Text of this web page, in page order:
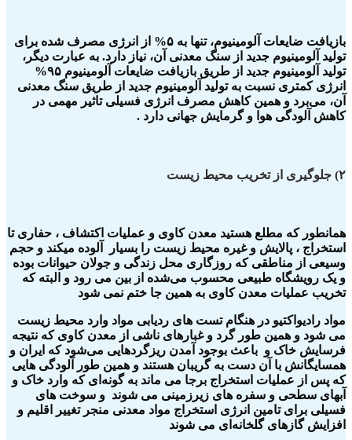
بازیافت ضایعات آلومینیوم، تنها به ۵% از انرژی مصرف شده برای
تولید آلومینیوم جدید از سنگ معدنی آن، نیاز دارد. به عبارت دیگر،
تولید آلومینیوم جدید از طریق بازیافت ضایعات آلومینیوم ۹۵%
انرژی کمتری نسبت به تولید آلومینیوم جدید از طریق سنگ معدنی
آن، می‌برد و همین کاهش مصرف انرژی فسیلی تاثیر مهمی در
کاهش آلودگی هوا و گرمایش جهانی دارد .
۲) جلوگیری از تخریب محیط زیست
همانطور که مطلع هستید معدن کاوی و عملیات اکتشاف ، حفاری تا
استخراج ، پالایش و غیره محیط زیست را بسیار آلوده میکند و حجم
وسیعی از مناطقی که روزگاری محل زندگی و جولان حیوانات بوده
‌و یک رویشگاه طبیعی محسوب می‌شده از بین می رود و البته که
تخریب عملیات معدن کاوی به همین جا ختم نمی شود
مواد رادیواکتیو در هنگام تست های ردیابی مواد وارد محیط زیست
می شود و همین طور گرد و غبارهای ناشی از معدن کاوی که نتیجه
فرسایش خاک و باعث بوجود آمدن ریزگردهایی می‌شود که ایران و
همسایگانش با آن دست به گریبان هستند و همین طور آلودگی هایی
که پس از عملیات استخراج برجا می ماند به گونه‌ای که وارد خاک و
آبهای سطحی و سفره های زیرزمینی می شوند و سوخت های
فسیلی برای تامین انرژی استخراج مواد معدنی منجر تغییر اقلیم و
افزایش گازهای گلخانه‌ای می شوند